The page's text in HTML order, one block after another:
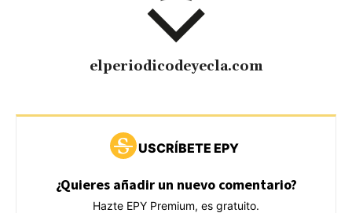
elperiodicodeyecla.com
USCRÍBETE EPY
¿Quieres añadir un nuevo comentario?
Hazte EPY Premium, es gratuito.